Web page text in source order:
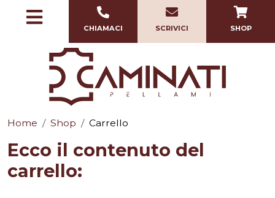
CHIAMACI SCRIVICI SHOP
Home Shop Carrello
Ecco il contenuto del
carrello: